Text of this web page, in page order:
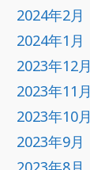
2024年2月
2024年1月
2023年12月
2023年11月
2023年10月
2023年9月